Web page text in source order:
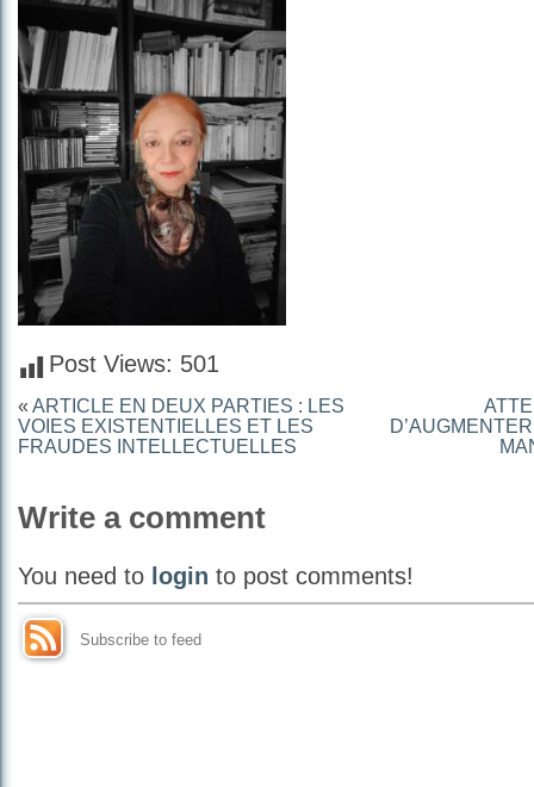
Post Views: 501
« ARTICLE EN DEUX PARTIES : LES
VOIES EXISTENTIELLES ET LES
FRAUDES INTELLECTUELLES
Write a comment
You need to login to post comments!
Subscribe to feed